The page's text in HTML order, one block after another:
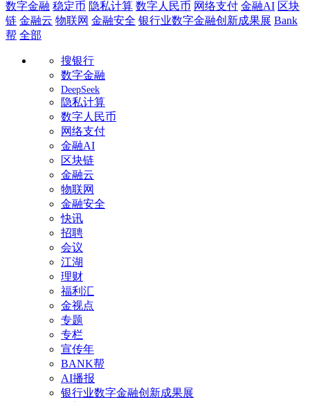
数字金融 稳定币 隐私计算 数字人民币 网络支付 金融AI 区块
链 金融云 物联网 金融安全 银行业数字金融创新成果展 Bank
帮 全部
搜银行
数字金融
DeepSeek
隐私计算
数字人民币
网络支付
金融AI
区块链
金融云
物联网
金融安全
快讯
招聘
会议
江湖
理财
福利汇
金视点
专题
专栏
宣传年
BANK帮
AI播报
银行业数字金融创新成果展